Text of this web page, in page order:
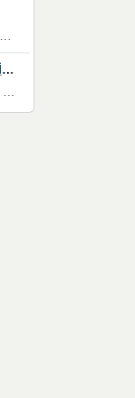
Uğur Işılak – Mesele Bundan İbaret